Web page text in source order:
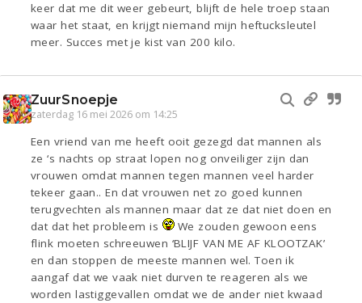
keer dat me dit weer gebeurt, blijft de hele troep staan
waar het staat, en krijgt niemand mijn heftucksleutel
meer. Succes met je kist van 200 kilo.
ZuurSnoepje
zaterdag 16 mei 2026 om 14:25
Een vriend van me heeft ooit gezegd dat mannen als
ze ‘s nachts op straat lopen nog onveiliger zijn dan
vrouwen omdat mannen tegen mannen veel harder
tekeer gaan.. En dat vrouwen net zo goed kunnen
terugvechten als mannen maar dat ze dat niet doen en
dat dat het probleem is
We zouden gewoon eens
flink moeten schreeuwen ‘BLIJF VAN ME AF KLOOTZAK’
en dan stoppen de meeste mannen wel. Toen ik
aangaf dat we vaak niet durven te reageren als we
worden lastiggevallen omdat we de ander niet kwaad